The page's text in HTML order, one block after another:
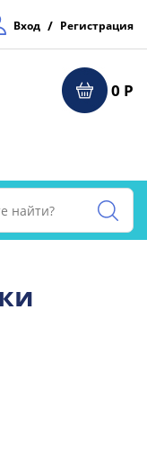
Вход / Регистрация
0 Р